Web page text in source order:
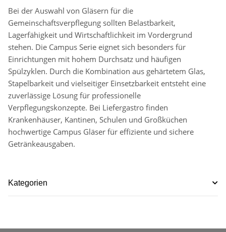
Bei der Auswahl von Gläsern für die
Gemeinschaftsverpflegung sollten Belastbarkeit,
Lagerfähigkeit und Wirtschaftlichkeit im Vordergrund
stehen. Die Campus Serie eignet sich besonders für
Einrichtungen mit hohem Durchsatz und häufigen
Spülzyklen. Durch die Kombination aus gehärtetem Glas,
Stapelbarkeit und vielseitiger Einsetzbarkeit entsteht eine
zuverlässige Lösung für professionelle
Verpflegungskonzepte. Bei Liefergastro finden
Krankenhäuser, Kantinen, Schulen und Großküchen
hochwertige Campus Gläser für effiziente und sichere
Getränkeausgaben.
Kategorien